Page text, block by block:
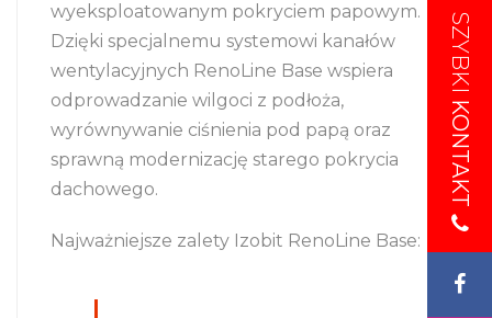
SZYBKI
KONTAKT
SZYBKI
KONTAKT
wyeksploatowanym pokryciem papowym.
Dzięki specjalnemu systemowi kanałów
wentylacyjnych RenoLine Base wspiera
odprowadzanie wilgoci z podłoża,
wyrównywanie ciśnienia pod papą oraz
sprawną modernizację starego pokrycia
dachowego.
Najważniejsze zalety Izobit RenoLine Base: